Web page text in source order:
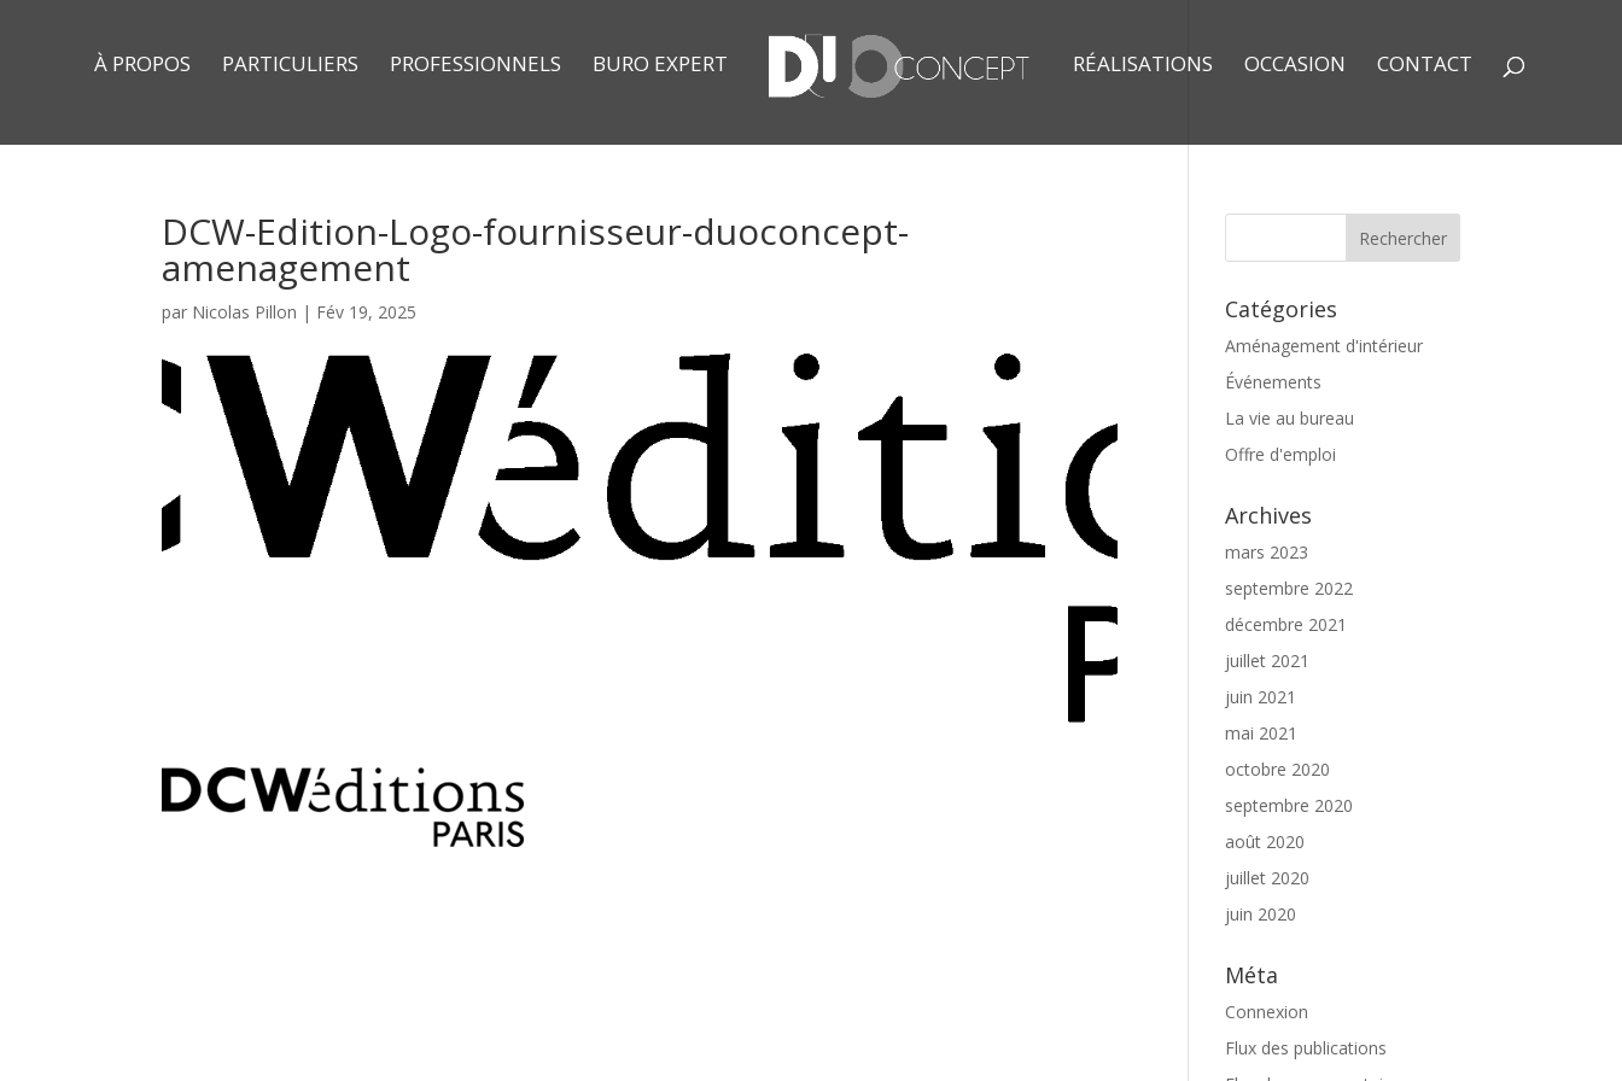
À PROPOS PARTICULIERS PROFESSIONNELS BURO EXPERT RÉALISATIONS OCCASION CONTACT
DCW-Edition-Logo-fournisseur-duoconcept-
amenagement
par Nicolas Pillon | Fév 19, 2025 Catégories
Aménagement d'intérieur
Événements
La vie au bureau
Offre d'emploi
Archives
mars 2023
septembre 2022
décembre 2021
juillet 2021
juin 2021
mai 2021
octobre 2020
septembre 2020
août 2020
juillet 2020
juin 2020
Méta
Connexion
Flux des publications